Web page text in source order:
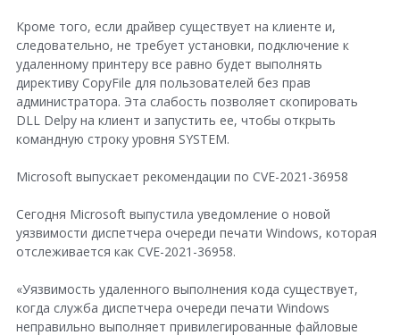
Кроме того, если драйвер существует на клиенте и,
следовательно, не требует установки, подключение к
удаленному принтеру все равно будет выполнять
директиву CopyFile для пользователей без прав
администратора. Эта слабость позволяет скопировать
DLL Delpy на клиент и запустить ее, чтобы открыть
командную строку уровня SYSTEM.
Microsoft выпускает рекомендации по CVE-2021-36958
Сегодня Microsoft выпустила уведомление о новой
уязвимости диспетчера очереди печати Windows, которая
отслеживается как CVE-2021-36958.
«Уязвимость удаленного выполнения кода существует,
когда служба диспетчера очереди печати Windows
неправильно выполняет привилегированные файловые